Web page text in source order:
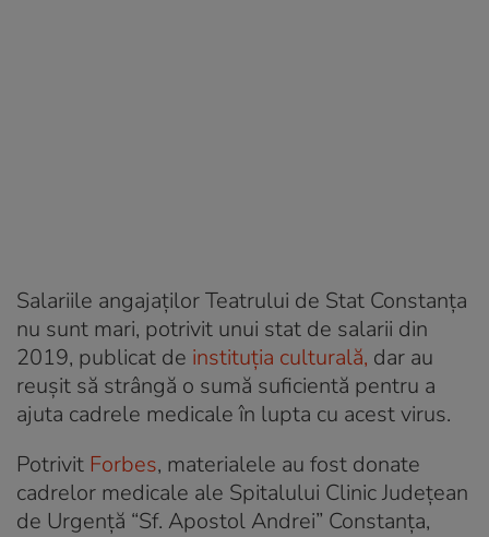
Salariile angajaților Teatrului de Stat Constanța
nu sunt mari, potrivit unui stat de salarii din
2019, publicat de instituția culturală, dar au
reușit să strângă o sumă suficientă pentru a
ajuta cadrele medicale în lupta cu acest virus.
Potrivit Forbes, materialele au fost donate
cadrelor medicale ale Spitalului Clinic Judeţean
de Urgenţă “Sf. Apostol Andrei” Constanţa,